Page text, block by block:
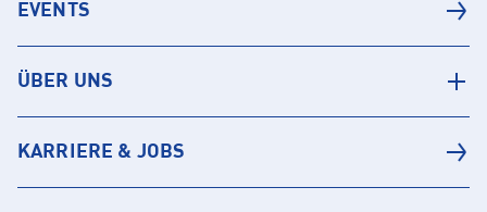
EVENTS
ÜBER UNS
KARRIERE & JOBS